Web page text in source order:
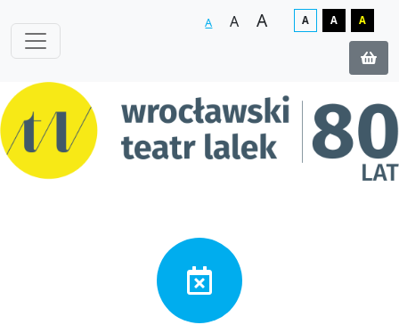
A A A A A A